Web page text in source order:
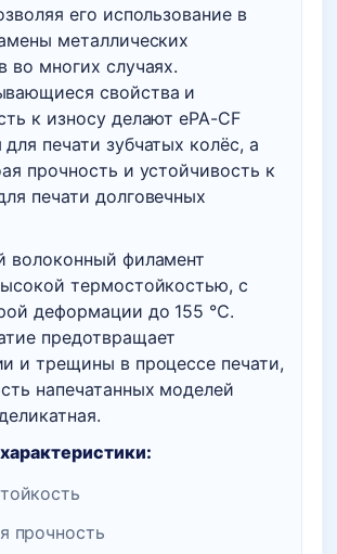
его использование в
металлических
во многих случаях.
свойства и
к износу делают ePA-CF
печати зубчатых колёс, а
прочность и устойчивость к
печати долговечных
волоконный филамент
термостойкостью, с
деформации до 155 ℃.
предотвращает
и трещины в процессе печати,
напечатанных моделей
прочность